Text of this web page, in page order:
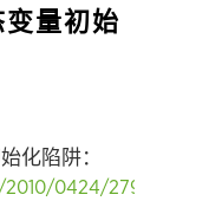
量初始
化陷阱：
0424/279529.php